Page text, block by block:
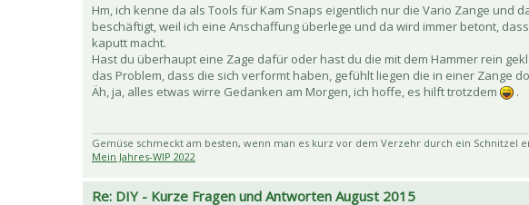
Hm, ich kenne da als Tools für Kam Snaps eigentlich nur die Vario Zange und
beschäftigt, weil ich eine Anschaffung überlege und da wird immer betont,
kaputt macht.
Hast du überhaupt eine Zage dafür oder hast du die mit dem Hammer rein
das Problem, dass die sich verformt haben, gefühlt liegen die in einer Zange
Äh, ja, alles etwas wirre Gedanken am Morgen, ich hoffe, es hilft trotzdem
.
Gemüse schmeckt am besten, wenn man es kurz vor dem Verzehr durch ein Schnitzel
Mein Jahres-WIP 2022
Re: DIY - Kurze Fragen und Antworten August 2015